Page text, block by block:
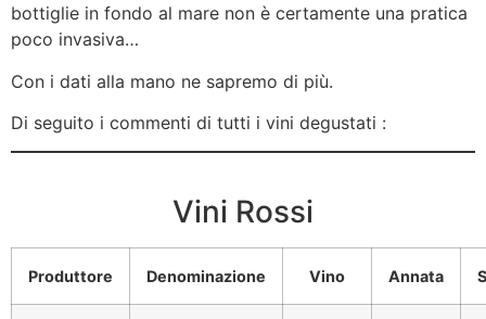
bottiglie in fondo al mare non è certamente una pratica
poco invasiva…
Con i dati alla mano ne sapremo di più.
Di seguito i commenti di tutti i vini degustati :
Vini Rossi
Produttore Denominazione Vino Annata